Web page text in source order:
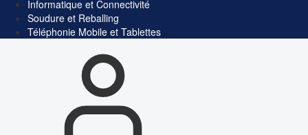
Informatique et Connectivité
Soudure et Reballing
Téléphonie Mobile et Tablettes